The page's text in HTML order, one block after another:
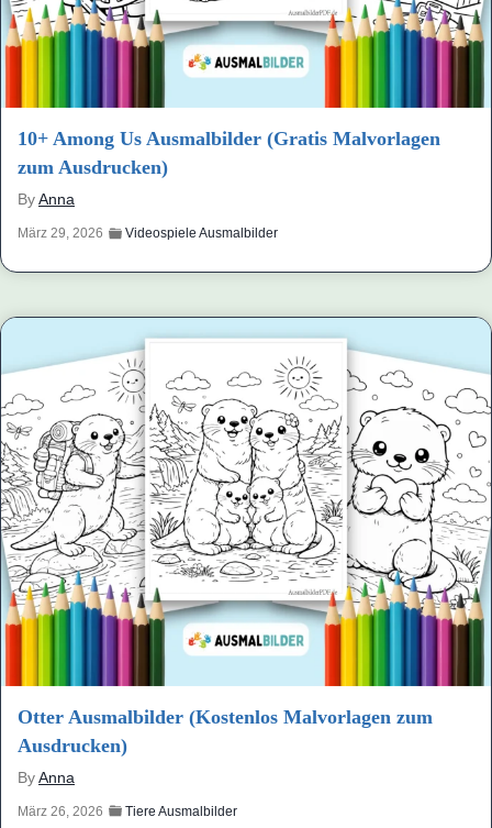
10+ Among Us Ausmalbilder (Gratis Malvorlagen
zum Ausdrucken)
ByAnna
März 29, 2026 Videospiele Ausmalbilder
Otter Ausmalbilder (Kostenlos Malvorlagen zum
Ausdrucken)
ByAnna
März 26, 2026 Tiere Ausmalbilder